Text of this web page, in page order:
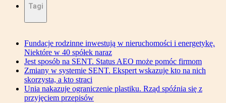
Tagi
Fundacje rodzinne inwestują w nieruchomości i energetykę.
Niektóre w 40 spółek naraz
Jest sposób na SENT. Status AEO może pomóc firmom
Zmiany w systemie SENT. Ekspert wskazuje kto na nich
skorzysta, a kto straci
Unia nakazuje ograniczenie plastiku. Rząd spóźnia się z
przyjęciem przepisów